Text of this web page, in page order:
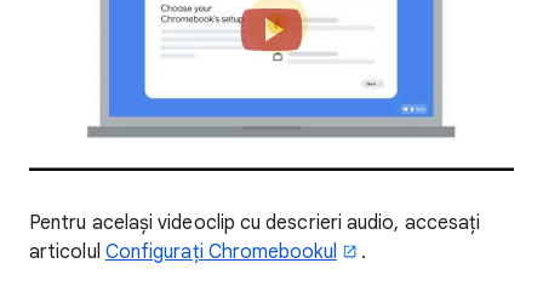
Pentru același videoclip cu descrieri audio, accesați
articolul Configurați Chromebookul .